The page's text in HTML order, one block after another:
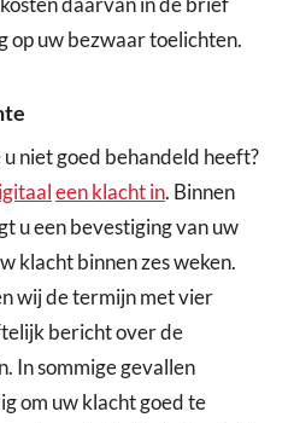
op uw bezwaar toelichten.
niet goed behandeld heeft?
een klacht in. Binnen
u een bevestiging van uw
klacht binnen zes weken.
wij de termijn met vier
bericht over de
In sommige gevallen
om uw klacht goed te